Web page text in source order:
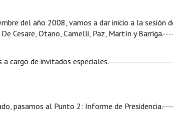
del año 2008, vamos a dar inicio a la sesión
Cesare, Otano, Camelli, Paz, Martín y
a cargo de invitados
pasamos al Punto 2: Informe de